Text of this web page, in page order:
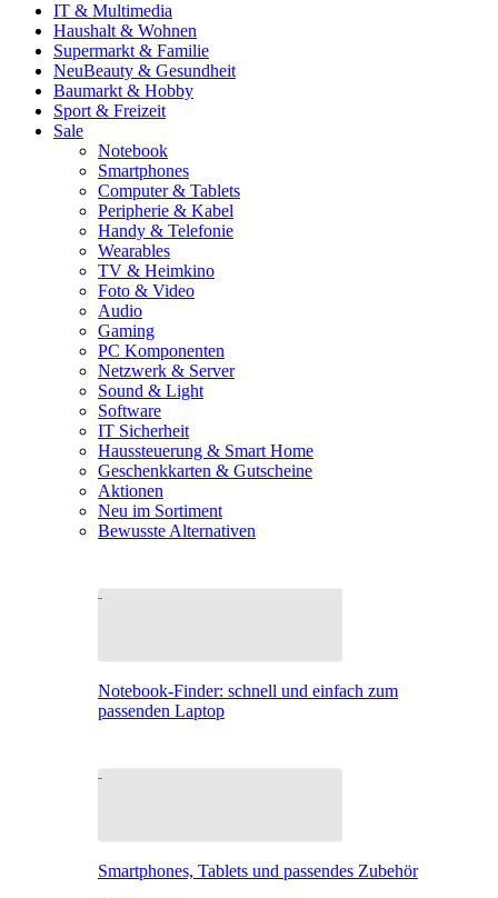
IT & Multimedia
Haushalt & Wohnen
Supermarkt & Familie
NeuBeauty & Gesundheit
Baumarkt & Hobby
Sport & Freizeit
Sale
Notebook
Smartphones
Computer & Tablets
Peripherie & Kabel
Handy & Telefonie
Wearables
TV & Heimkino
Foto & Video
Audio
Gaming
PC Komponenten
Netzwerk & Server
Sound & Light
Software
IT Sicherheit
Haussteuerung & Smart Home
Geschenkkarten & Gutscheine
Aktionen
Neu im Sortiment
Bewusste Alternativen
Notebook-Finder: schnell und einfach zum
passenden Laptop
Smartphones, Tablets und passendes Zubehör